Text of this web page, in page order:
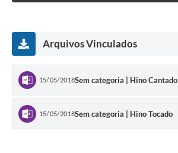
Arquivos Vinculados
15/05/2018Sem categoria | Hino Cantado
15/05/2018Sem categoria | Hino Tocado